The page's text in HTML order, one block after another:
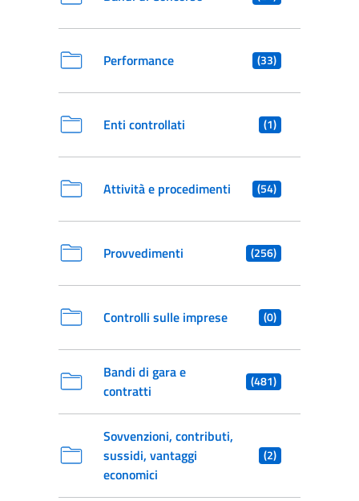
Performance (33)
Enti controllati (1)
Attività e procedimenti (54)
Provvedimenti (256)
Controlli sulle imprese (0)
Bandi di gara e
contratti
(481)
Sovvenzioni, contributi,
sussidi, vantaggi
economici
(2)